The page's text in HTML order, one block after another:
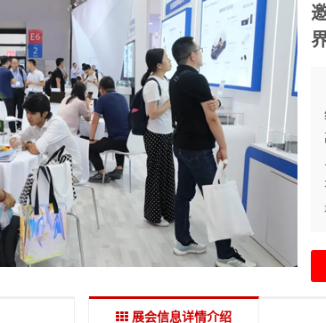
展会信息详情介绍